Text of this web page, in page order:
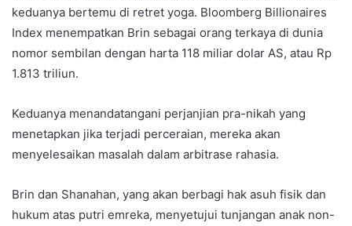
keduanya bertemu di retret yoga. Bloomberg Billionaires
Index menempatkan Brin sebagai orang terkaya di dunia
nomor sembilan dengan harta 118 miliar dolar AS, atau Rp
1.813 triliun.
Keduanya menandatangani perjanjian pra-nikah yang
menetapkan jika terjadi perceraian, mereka akan
menyelesaikan masalah dalam arbitrase rahasia.
Brin dan Shanahan, yang akan berbagi hak asuh fisik dan
hukum atas putri emreka, menyetujui tunjangan anak non-